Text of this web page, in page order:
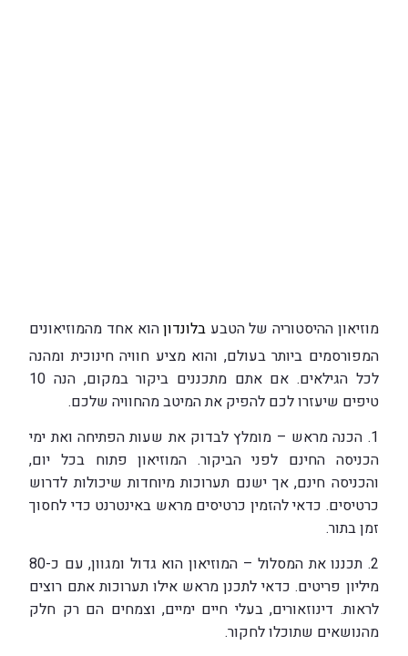
מוזיאון ההיסטוריה של הטבע בלונדוןהוא אחד מהמוזיאונים
המפורסמים ביותר בעולם, והוא מציע חוויה חינוכית ומהנה
לכל הגילאים. אם אתם מתכננים ביקור במקום, הנה 10
טיפים שיעזרו לכם להפיק את המיטב מהחוויה שלכם.
1. הכנה מראש – מומלץ לבדוק את שעות הפתיחה ואת ימי
הכניסה החינם לפני הביקור. המוזיאון פתוח בכל יום,
והכניסה חינם, אך ישנם תערוכות מיוחדות שיכולות לדרוש
כרטיסים. כדאי להזמין כרטיסים מראש באינטרנט כדי לחסוך
זמן בתור.
2. תכננו את המסלול – המוזיאון הוא גדול ומגוון, עם כ-80
מיליון פריטים. כדאי לתכנן מראש אילו תערוכות אתם רוצים
לראות. דינוזאורים, בעלי חיים ימיים, וצמחים הם רק חלק
מהנושאים שתוכלו לחקור.